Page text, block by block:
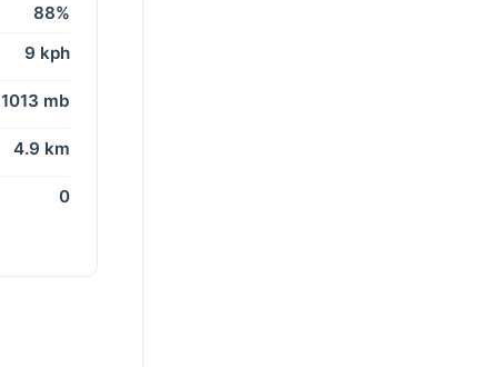
88%
9 kph
1013 mb
4.9 km
0